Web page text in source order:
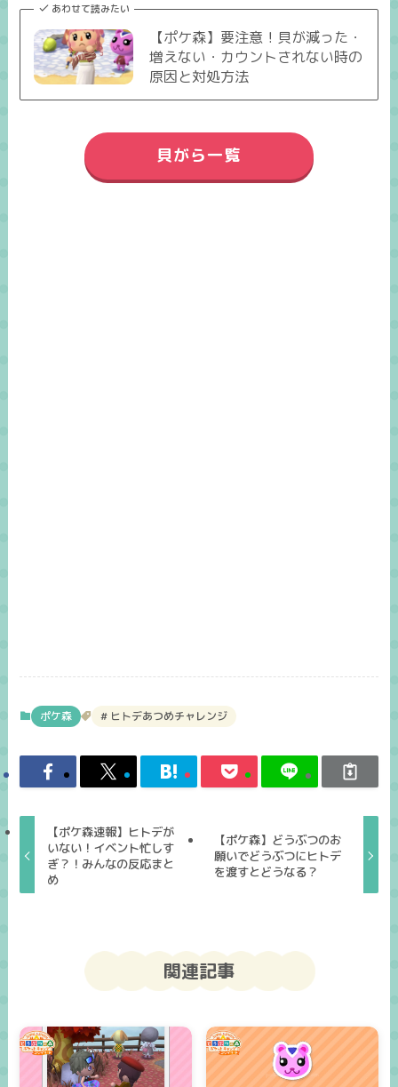
あわせて読みたい
【ポケ森】要注意！貝が減った・
増えない・カウントされない時の
原因と対処方法
貝がら一覧
ポケ森 ヒトデあつめチャレンジ
【ポケ森速報】ヒトデが
いない！イベント忙しす
ぎ？！みんなの反応まと
め
【ポケ森】どうぶつのお
願いでどうぶつにヒトデ
を渡すとどうなる？
関連記事